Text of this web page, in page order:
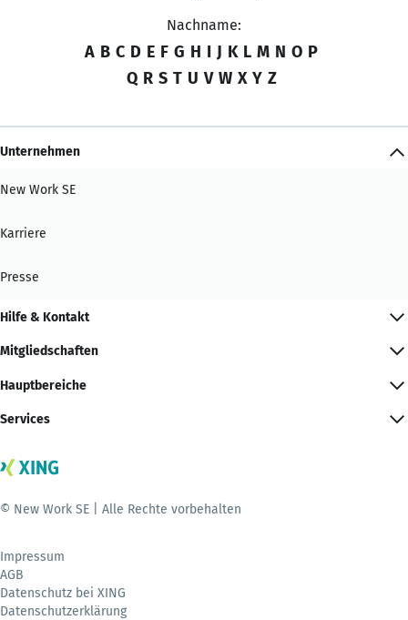
Nachname:
A B C D E F G H I J K L M N O P
Q R S T U V W X Y Z
Unternehmen
New Work SE
Karriere
Presse
Hilfe & Kontakt
Mitgliedschaften
Hauptbereiche
Services
© New Work SE | Alle Rechte vorbehalten
Impressum
AGB
Datenschutz bei XING
Datenschutzerklärung